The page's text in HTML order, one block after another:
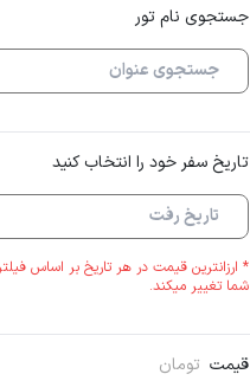
جستجوی نام تور
تاریخ سفر خود را انتخاب کنید
* ارزانترین قیمت در هر تاریخ بر اساس
شما تغییر میکند.
قیمت تومان